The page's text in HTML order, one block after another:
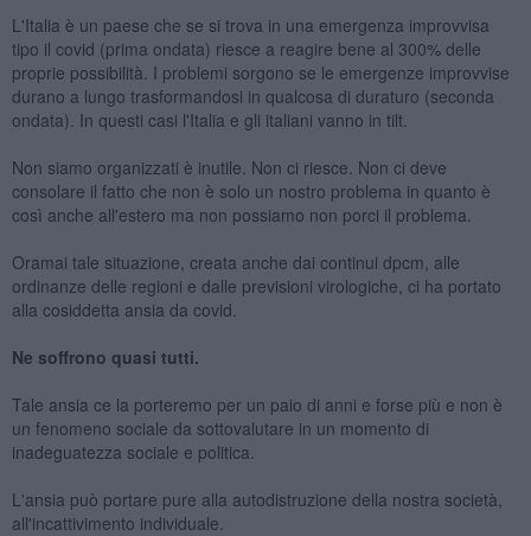
L'Italia è un paese che se si trova in una emergenza improvvisa
tipo il covid (prima ondata) riesce a reagire bene al 300% delle
proprie possibilità. I problemi sorgono se le emergenze improvvise
durano a lungo trasformandosi in qualcosa di duraturo (seconda
ondata). In questi casi l'Italia e gli italiani vanno in tilt.
Non siamo organizzati è inutile. Non ci riesce. Non ci deve
consolare il fatto che non è solo un nostro problema in quanto è
così anche all'estero ma non possiamo non porci il problema.
Oramai tale situazione, creata anche dai continui dpcm, alle
ordinanze delle regioni e dalle previsioni virologiche, ci ha portato
alla cosiddetta ansia da covid.
Ne soffrono quasi tutti.
Tale ansia ce la porteremo per un paio di anni e forse più e non è
un fenomeno sociale da sottovalutare in un momento di
inadeguatezza sociale e politica.
L'ansia può portare pure alla autodistruzione della nostra società,
all'incattivimento individuale.